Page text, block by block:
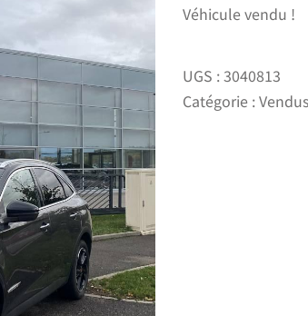
Véhicule vendu !
UGS :3040813
Catégorie :Vendus